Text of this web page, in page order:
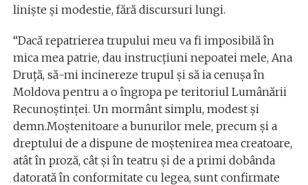
liniște și modestie, fără discursuri lungi.
“Dacă repatrierea trupului meu va fi imposibilă în
mica mea patrie, dau instrucțiuni nepoatei mele, Ana
Druță, să-mi incinereze trupul și să ia cenușa în
Moldova pentru a o îngropa pe teritoriul Lumânării
Recunoștinței. Un mormânt simplu, modest și
demn.Moștenitoare a bunurilor mele, precum și a
dreptului de a dispune de moștenirea mea creatoare,
atât în proză, cât și în teatru și de a primi dobânda
datorată în conformitate cu legea, sunt confirmate